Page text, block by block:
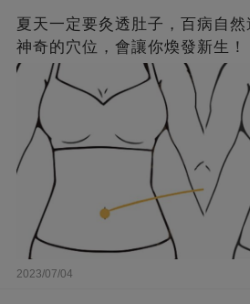
夏天一定要灸透肚子，百病自
神奇的穴位，會讓你煥發新生！
2023/07/04